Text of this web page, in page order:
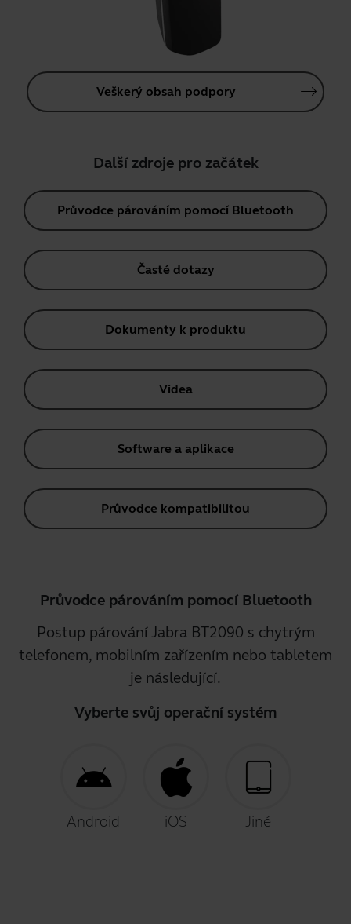
Veškerý obsah podpory
Další zdroje pro začátek
Průvodce párováním pomocí Bluetooth
Časté dotazy
Dokumenty k produktu
Videa
Software a aplikace
Průvodce kompatibilitou
Průvodce párováním pomocí Bluetooth
Postup párování Jabra BT2090 s chytrým
telefonem, mobilním zařízením nebo tabletem
je následující.
Vyberte svůj operační systém
Android iOS Jiné